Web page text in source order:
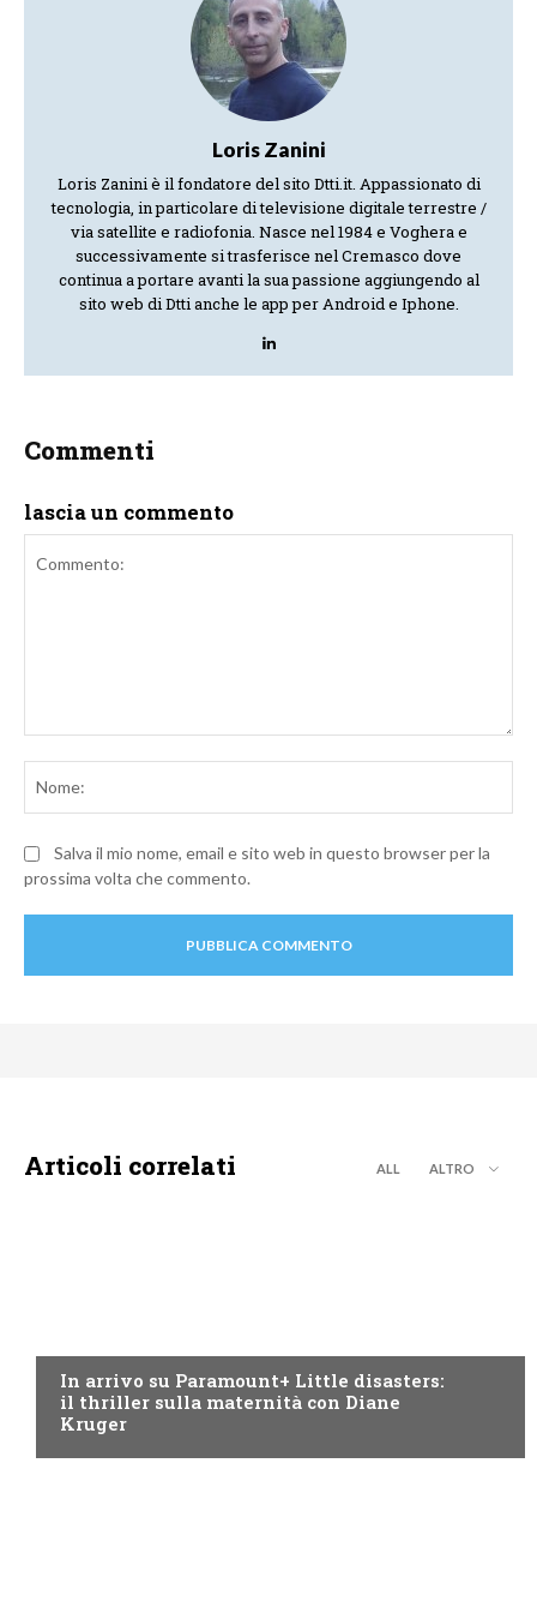
Loris Zanini
Loris Zanini è il fondatore del sito Dtti.it. Appassionato di
tecnologia, in particolare di televisione digitale terrestre /
via satellite e radiofonia. Nasce nel 1984 e Voghera e
successivamente si trasferisce nel Cremasco dove
continua a portare avanti la sua passione aggiungendo al
sito web di Dtti anche le app per Android e Iphone.
Commenti
lascia un commento
Salva il mio nome, email e sito web in questo browser per la
prossima volta che commento.
Articoli correlati ALL ALTRO
In arrivo su Paramount+ Little disasters:
il thriller sulla maternità con Diane
Kruger